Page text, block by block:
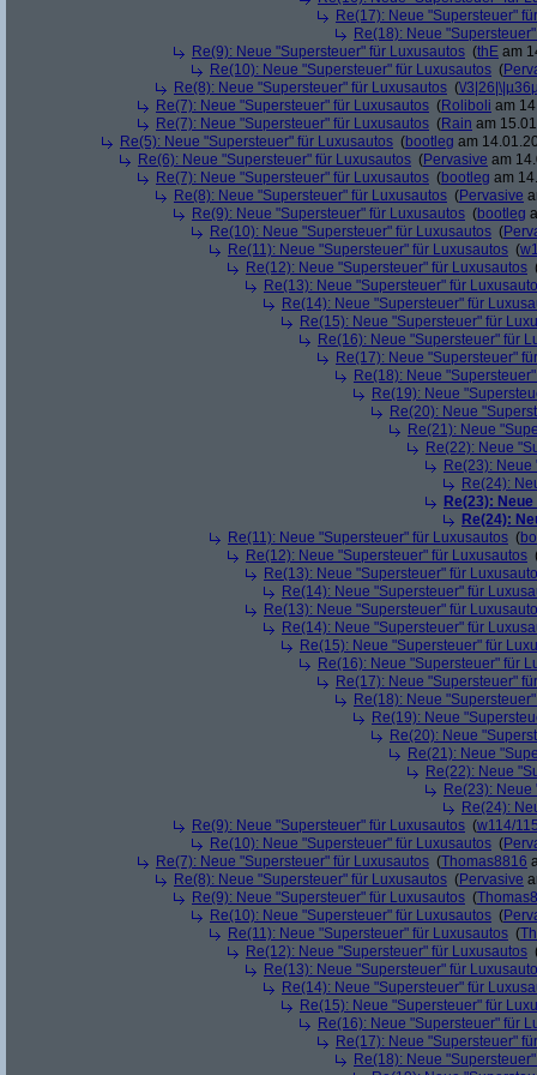
Re(17): Neue "Supersteuer"
Re(18): Neue
Re(9): Neue "Supersteuer" für Luxusautos (thE am
Re(10): Neue "Supersteuer" für Luxusautos (
Re(8): Neue "Supersteuer" für Luxusautos (\/
Re(7): Neue "Supersteuer" für Luxusautos (Roliboli am
Re(7): Neue "Supersteuer" für Luxusautos (Rain am
Re(5): Neue "Supersteuer" für Luxusautos (bootleg am
Re(6): Neue "Supersteuer" für Luxusautos (Pervasive am
Re(7): Neue "Supersteuer" für Luxusautos (bootleg am
Re(8): Neue "Supersteuer" für Luxusautos (Pervasive
Re(9): Neue "Supersteuer" für Luxusautos (bootleg
Re(10): Neue "Supersteuer" für Luxusautos (
Re(11): Neue "Supersteuer" für Luxusautos (
Re(12): Neue "Supersteuer" für Luxusautos
Re(13): Neue "Supersteuer" für
Re(14): Neue "Supersteuer" für
Re(15): Neue "Supersteuer" für
Re(16): Neue "Supersteuer" für
Re(17): Neue "Supersteuer"
Re(18): Neue
Re(19): Neue
Re(20): Neue
Re(21): Neue
Re(22): Neue
Re(23):
Re(24):
Re(23):
Re(24):
Re(11): Neue "Supersteuer" für Luxusautos (
Re(12): Neue "Supersteuer" für Luxusautos
Re(13): Neue "Supersteuer" für
Re(14): Neue "Supersteuer" für
Re(13): Neue "Supersteuer" für
Re(14): Neue "Supersteuer" für
Re(15): Neue "Supersteuer" für
Re(16): Neue "Supersteuer" für
Re(17): Neue "Supersteuer"
Re(18): Neue
Re(19): Neue
Re(20): Neue
Re(21): Neue
Re(22): Neue
Re(23):
Re(24):
Re(9): Neue "Supersteuer" für Luxusautos (w114/
Re(10): Neue "Supersteuer" für Luxusautos (
Re(7): Neue "Supersteuer" für Luxusautos (Thomas8816
Re(8): Neue "Supersteuer" für Luxusautos (Pervasive
Re(9): Neue "Supersteuer" für Luxusautos (
Re(10): Neue "Supersteuer" für Luxusautos (
Re(11): Neue "Supersteuer" für Luxusautos (
Re(12): Neue "Supersteuer" für Luxusautos
Re(13): Neue "Supersteuer" für
Re(14): Neue "Supersteuer" für
Re(15): Neue "Supersteuer" für
Re(16): Neue "Supersteuer" für
Re(17): Neue "Supersteuer"
Re(18): Neue